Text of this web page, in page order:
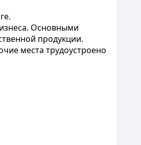
Основными
продукции.
места трудоустроено